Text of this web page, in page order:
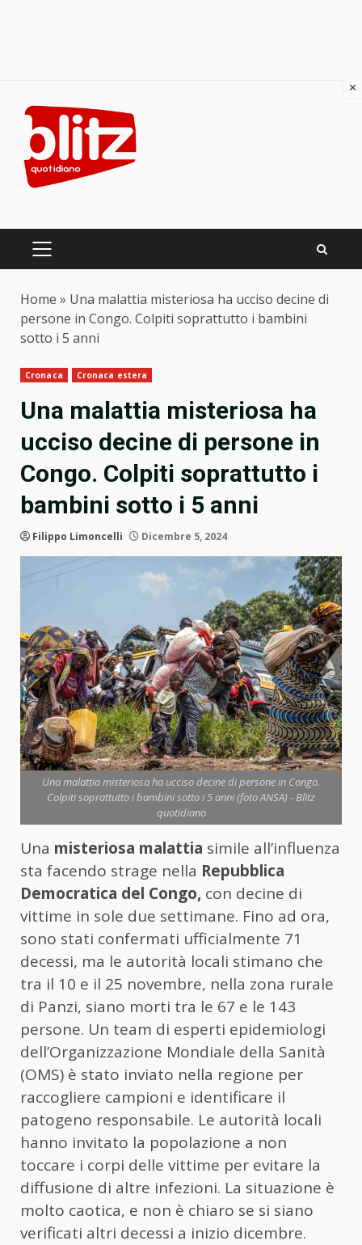
content
PRIMARY
Home » Una malattia misteriosa ha ucciso decine di
persone in Congo. Colpiti soprattutto i bambini
sotto i 5 anni
Cronaca Cronaca estera
Una malattia misteriosa ha
ucciso decine di persone in
Congo. Colpiti soprattutto i
bambini sotto i 5 anni
Filippo Limoncelli Dicembre 5, 2024
Una malattia misteriosa ha ucciso decine di persone in Congo.
Colpiti soprattutto i bambini sotto i 5 anni (foto ANSA) - Blitz
quotidiano
Una misteriosa malattia simile all’influenza
sta facendo strage nella Repubblica
Democratica del Congo, con decine di
vittime in sole due settimane. Fino ad ora,
sono stati confermati ufficialmente 71
decessi, ma le autorità locali stimano che
tra il 10 e il 25 novembre, nella zona rurale
di Panzi, siano morti tra le 67 e le 143
persone. Un team di esperti epidemiologi
dell’Organizzazione Mondiale della Sanità
(OMS) è stato inviato nella regione per
raccogliere campioni e identificare il
patogeno responsabile. Le autorità locali
hanno invitato la popolazione a non
toccare i corpi delle vittime per evitare la
diffusione di altre infezioni. La situazione è
molto caotica, e non è chiaro se si siano
verificati altri decessi a inizio dicembre.
×